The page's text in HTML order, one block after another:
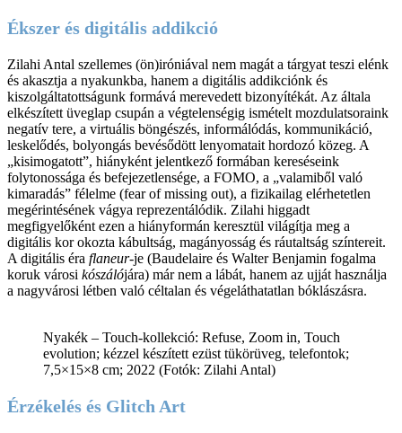
Ékszer és digitális addikció
Zilahi Antal szellemes (ön)iróniával nem magát a tárgyat teszi elénk
és akasztja a nyakunkba, hanem a digitális addikciónk és
kiszolgáltatottságunk formává merevedett bizonyítékát. Az általa
elkészített üveglap csupán a végtelenségig ismételt mozdulatsoraink
negatív tere, a virtuális böngészés, informálódás, kommunikáció,
leskelődés, bolyongás bevésődött lenyomatait hordozó közeg. A
„kisimogatott”, hiányként jelentkező formában kereséseink
folytonossága és befejezetlensége, a FOMO, a „valamiből való
kimaradás” félelme (fear of missing out), a fizikailag elérhetetlen
megérintésének vágya reprezentálódik. Zilahi higgadt
megfigyelőként ezen a hiányformán keresztül világítja meg a
digitális kor okozta kábultság, magányosság és ráutaltság színtereit.
A digitális éra flaneur-je (Baudelaire és Walter Benjamin fogalma
koruk városi kószálójára) már nem a lábát, hanem az ujját használja
a nagyvárosi létben való céltalan és végeláthatatlan bóklászásra.
Nyakék – Touch-kollekció: Refuse, Zoom in, Touch
evolution; kézzel készített ezüst tükörüveg, telefontok;
7,5×15×8 cm; 2022 (Fotók: Zilahi Antal)
Érzékelés és Glitch Art